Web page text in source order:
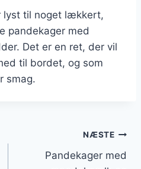
lyst til noget lækkert,
pandekager med
Det er en ret, der vil
til bordet, og som
smag.
NÆSTE
Pandekager med